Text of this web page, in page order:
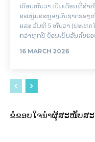
ເດືອນທັນວາ ເປັນເດືອນທີ່ສຳ
ສະເຫຼີມສະຫຼອງວັນຊາດຂອງ
ແລະ ວັນທີ 5 ທັນວາ (ປະເທດ
ກວ່າທຸກປີ ຍ້ອນເປັນວັນຄົບຮອ
16 MARCH 2026
ຂໍຂອບໃຈນຳຜູ້ສະໜັບສ